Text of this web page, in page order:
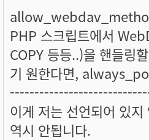
PHP 스크립트에서
COPY 등등..)을 핸들링
기 원한다면,
이게 저는 선언되어 있
역시 안됩니다.